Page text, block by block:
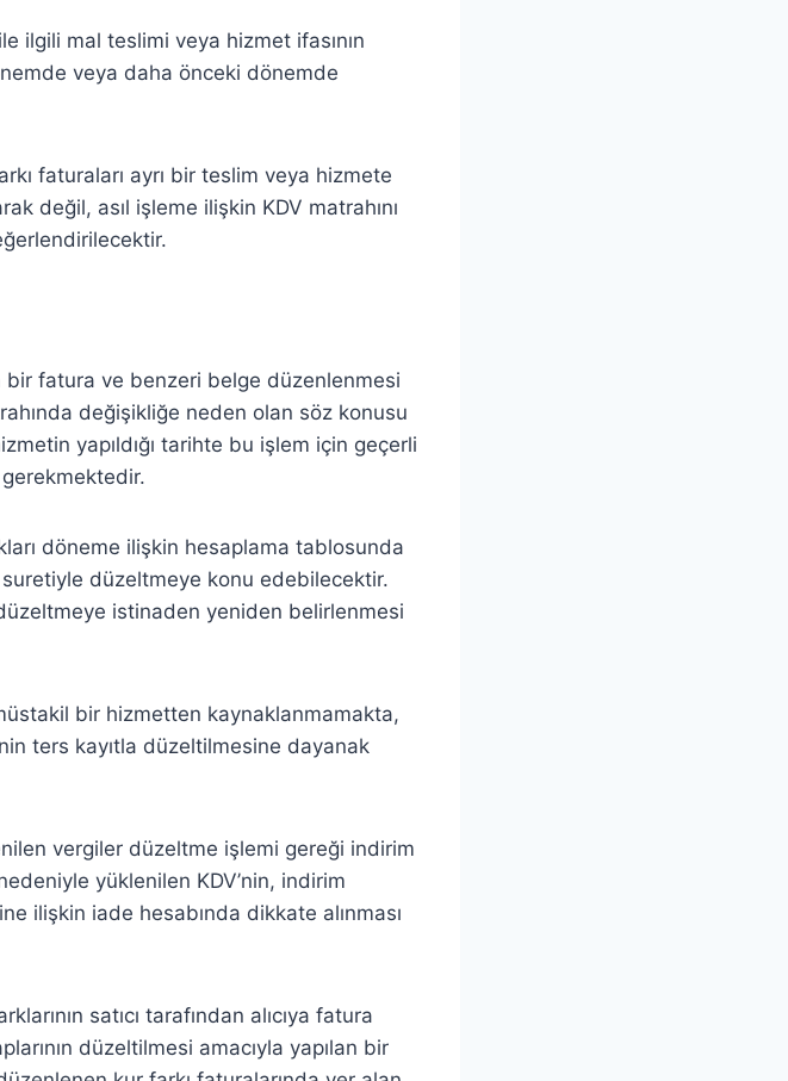
ilgili mal teslimi veya hizmet ifasının
veya daha önceki dönemde
faturaları ayrı bir teslim veya hizmete
değil, asıl işleme ilişkin KDV matrahını
bir fatura ve benzeri belge düzenlenmesi
değişikliğe neden olan söz konusu
yapıldığı tarihte bu işlem için geçerli
gerekmektedir.
döneme ilişkin hesaplama tablosunda
düzeltmeye konu edebilecektir.
istinaden yeniden belirlenmesi
bir hizmetten kaynaklanmamakta,
ters kayıtla düzeltilmesine dayanak
vergiler düzeltme işlemi gereği indirim
yüklenilen KDV’nin, indirim
ilişkin iade hesabında dikkate alınması
satıcı tarafından alıcıya fatura
düzeltilmesi amacıyla yapılan bir